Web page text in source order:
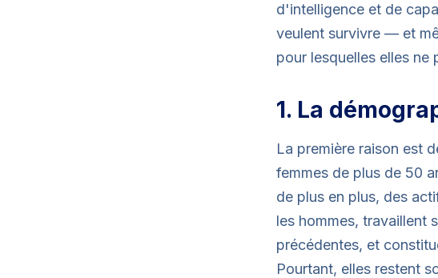
d'intelligence et de
veulent survivre — et
pour lesquelles elles ne
1. La
La première raison est
femmes de plus de 50
de plus en plus, des
les hommes, travaillent
précédentes, et
Pourtant, elles restent